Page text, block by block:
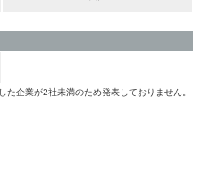
企業が2社未満のため発表しておりません。